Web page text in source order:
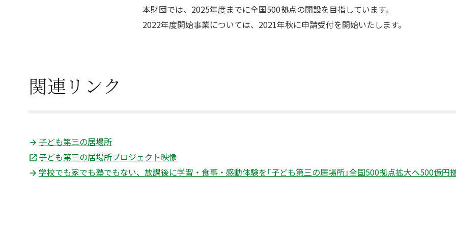
本財団では、2025年度までに全国500拠点の開設を目指しています。
2022年度開始事業については、2021年秋に申請受付を開始いたします。
関連リンク
子ども第三の居場所
子ども第三の居場所プロジェクト映像
学校でも家でも塾でもない、放課後に学習・食事・感動体験を「子ども第三の居場所」全国500拠点拡大へ500億円